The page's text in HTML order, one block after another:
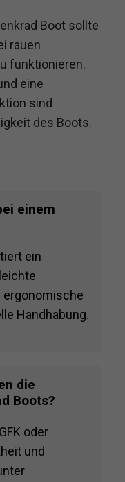
Boot sollte
rauen
funktionieren.
eine
sind
des Boots.
einem
ein
ergonomische
Handhabung.
die
Boots?
oder
und